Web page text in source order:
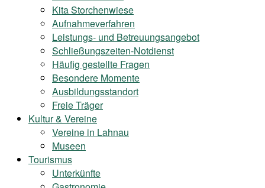
Kita Storchenwiese
Aufnahmeverfahren
Leistungs- und Betreuungsangebot
Schließungszeiten-Notdienst
Häufig gestellte Fragen
Besondere Momente
Ausbildungsstandort
Freie Träger
Kultur & Vereine
Vereine in Lahnau
Museen
Tourismus
Unterkünfte